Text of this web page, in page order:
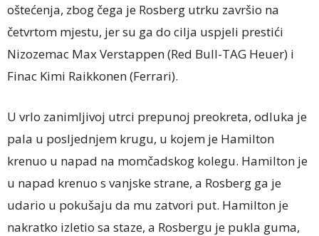
oštećenja, zbog čega je Rosberg utrku završio na
četvrtom mjestu, jer su ga do cilja uspjeli prestići
Nizozemac Max Verstappen (Red Bull-TAG Heuer) i
Finac Kimi Raikkonen (Ferrari).
U vrlo zanimljivoj utrci prepunoj preokreta, odluka je
pala u posljednjem krugu, u kojem je Hamilton
krenuo u napad na momčadskog kolegu. Hamilton je
u napad krenuo s vanjske strane, a Rosberg ga je
udario u pokušaju da mu zatvori put. Hamilton je
nakratko izletio sa staze, a Rosbergu je pukla guma,